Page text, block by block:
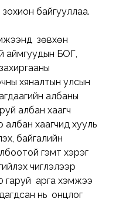
байгууллаа.
зөвхөн
аймгуудын БОГ,
хяналтын улсын
албаны
албан хаагч
албан хаагчид хууль
байгалийн
гэмт хэрэг
чиглэлээр
арга хэмжээ
нь  онцлог